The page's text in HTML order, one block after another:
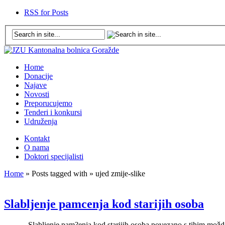
RSS for Posts
Home
Donacije
Najave
Novosti
Preporucujemo
Tenderi i konkursi
Udruženja
Kontakt
O nama
Doktori specijalisti
Home » Posts tagged with » ujed zmije-slike
Slabljenje pamcenja kod starijih osoba